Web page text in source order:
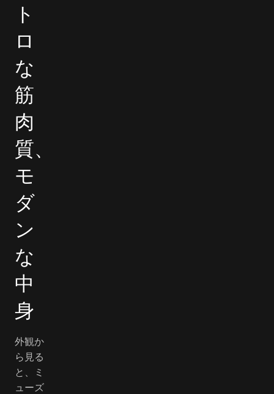
ト
ロ
な
筋
肉
質、
モ
ダ
ン
な
中
身
外観か
ら見る
と、ミ
ューズ